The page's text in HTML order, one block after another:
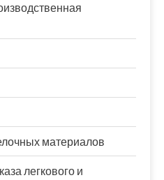
материалов
легкового и